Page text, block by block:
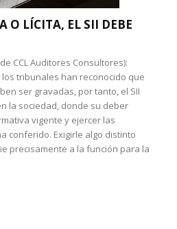
O LÍCITA, EL SII DEBE
CCL Auditores Consultores):
tribunales han reconocido que
ser gravadas, por tanto, el SII
la sociedad, donde su deber
vigente y ejercer las
conferido. Exigirle algo distinto
precisamente a la función para la